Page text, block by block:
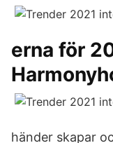
erna för
händer skapar